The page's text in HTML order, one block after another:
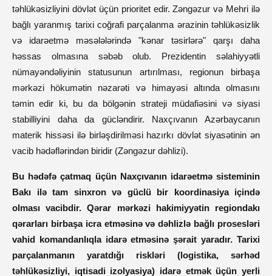
təhlükəsizliyini dövlət üçün prioritet edir. Zəngəzur və Mehri ilə
bağlı yaranmış tarixi coğrafi parçalanma ərazinin təhlükəsizlik
və idarəetmə məsələlərində "kənar təsirlərə" qarşı daha
həssas olmasına səbəb olub. Prezidentin səlahiyyətli
nümayəndəliyinin statusunun artırılması, regionun birbaşa
mərkəzi hökumətin nəzarəti və himayəsi altında olmasını
təmin edir ki, bu da bölgənin strateji müdafiəsini və siyasi
stabilliyini daha da gücləndirir. Naxçıvanın Azərbaycanın
materik hissəsi ilə birləşdirilməsi hazırkı dövlət siyasətinin ən
vacib hədəflərindən biridir (Zəngəzur dəhlizi).
Bu hədəfə çatmaq üçün Naxçıvanın idarəetmə sisteminin
Bakı ilə tam sinxron və güclü bir koordinasiya içində
olması vacibdir. Qərar mərkəzi hakimiyyətin regiondakı
qərarları birbaşa icra etməsinə və dəhlizlə bağlı prosesləri
vahid komandanlıqla idarə etməsinə şərait yaradır. Tarixi
parçalanmanın yaratdığı riskləri (logistika, sərhəd
təhlükəsizliyi, iqtisadi izolyasiya) idarə etmək üçün yerli